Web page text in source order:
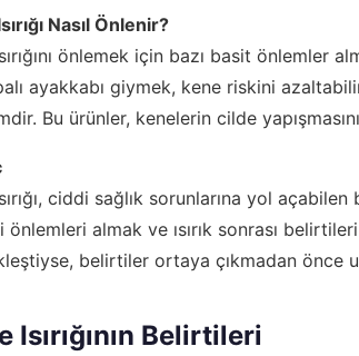
Nasıl Önlenir?
önlemek için bazı basit
ayakkabı giymek, kene riskini
Bu ürünler, kenelerin cilde
ciddi sağlık sorunlarına yol
önlemleri almak ve ısırık sonrası
belirtiler ortaya çıkmadan önce
Isırığının Belirtileri